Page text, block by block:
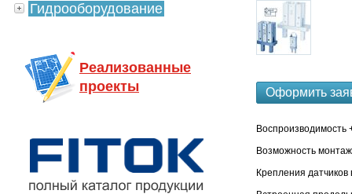
Оформить
Воспроизводимость
Возможность
Крепления
Гидрооборудование
Реализованные
проекты